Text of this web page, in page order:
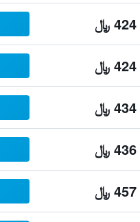
424 ﷼
424 ﷼
434 ﷼
436 ﷼
457 ﷼